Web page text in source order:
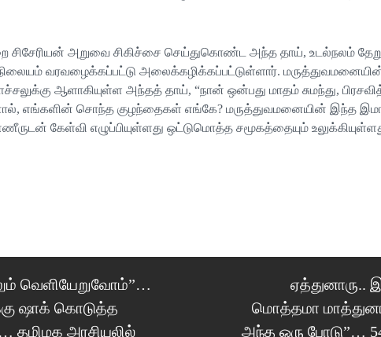
சிசேரியன் அறுவை சிகிச்சை செய்துகொண்ட அந்த தாய், உடல்நலம்
வரவழைக்கப்பட்டு அலைக்கழிக்கப்பட்டுள்ளார்.
ஆளாகியுள்ள அந்தத் தாய், “நான் ஒன்பது மாதம் சுமந்து,
எங்களின் சொந்த குழந்தைகள் எங்கே? மருத்துவமனையின் இந்த
கேள்வி எழுப்பியுள்ளது ஒட்டுமொத்த சமூகத்தையும்
வெளியேறுவோம்”…
ஷாக் கொடுத்த
தமிழக அரசியலில்
ஏத்துனாரு..
மொத்தமா
அந்த ஒரு போடு”…